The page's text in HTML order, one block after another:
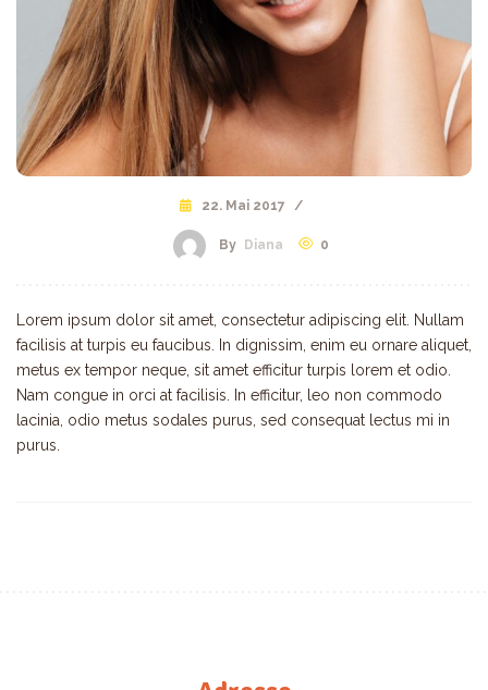
22. Mai 2017 /
By Diana 0
Lorem ipsum dolor sit amet, consectetur adipiscing elit. Nullam
facilisis at turpis eu faucibus. In dignissim, enim eu ornare aliquet,
metus ex tempor neque, sit amet efficitur turpis lorem et odio.
Nam congue in orci at facilisis. In efficitur, leo non commodo
lacinia, odio metus sodales purus, sed consequat lectus mi in
purus.